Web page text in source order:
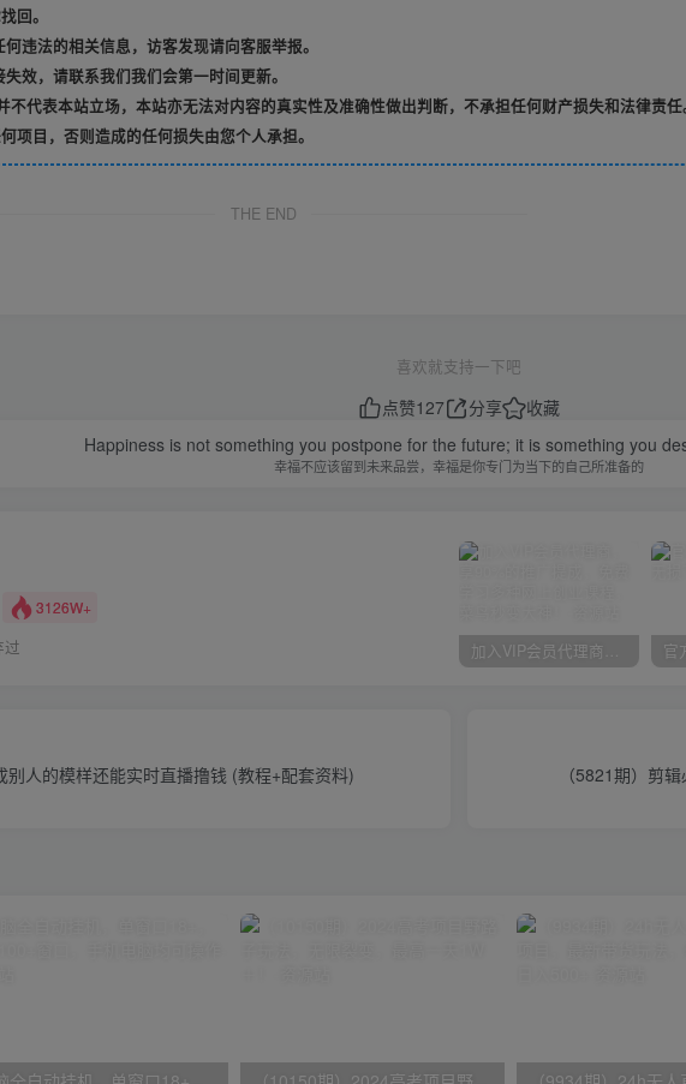
回。
违法的相关信息，访客发现请向客服举报。
效，请联系我们我们会第一时间更新。
不代表本站立场，本站亦无法对内容的真实性及准确性做出判断，不承担任何财产损失和法律责
项目，否则造成的任何损失由您个人承担。
THE END
喜欢就支持一下吧
点赞127 分享
收藏
Happiness is not something you postpone for the future; it is something you
幸福不应该留到未来品尝，幸福是你专门为当下的自己所准备的
3126W+
过 加入VIP会员代理商，享90%的推广提成，免费学习多种网上创业课程，菜鸟秒变大神！
别人的模样还能实时直播撸钱 (教程+配套资料)
（5821期）剪